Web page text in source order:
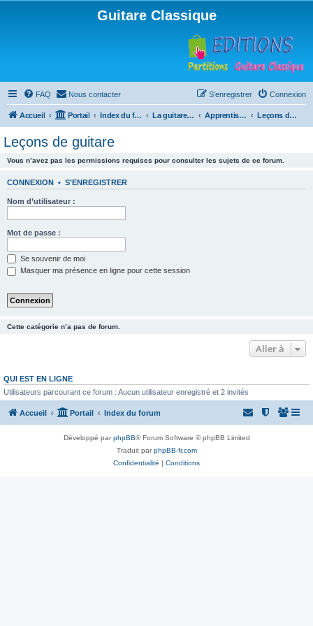
Guitare Classique
FAQ Nous contacter Connexion
S’enregistrer
Accueil Portail Index du forum La guitare : instrument, cours et théorie Apprentissage et enseignement de la guitare Leçons de guitare
Leçons de guitare
Vous n’avez pas les permissions requises pour consulter les sujets de ce forum.
CONNEXION • S’ENREGISTRER
Nom d’utilisateur :
Mot de passe :
Se souvenir de moi
Masquer ma présence en ligne pour cette session
Cette catégorie n’a pas de forum.
Aller à
QUI EST EN LIGNE
Utilisateurs parcourant ce forum : Aucun utilisateur enregistré et 2 invités
Accueil Portail Index du forum
Développé parphpBB® Forum Software © phpBB Limited
Traduit parphpBB-fr.com
Confidentialité | Conditions